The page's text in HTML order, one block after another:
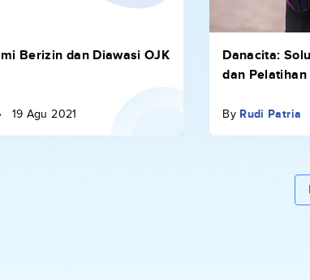
Berizin dan Diawasi OJK
19 Agu 2021
Danacita:
dan
By Rudi Patria